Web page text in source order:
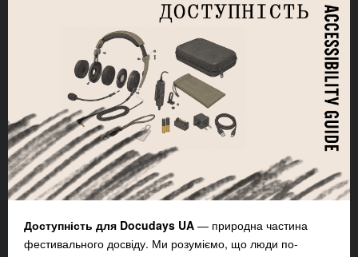
Доступність для Docudays UA — природна частина
фестивального досвіду. Ми розуміємо, що люди по-